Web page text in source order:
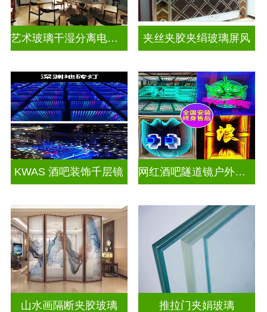
艺术玻璃干湿分离电视玻璃背景墙 夹丝夹胶夹绢玻璃屏风
KWAS 酒吧装饰千层镜 网红酒吧隧道镜户外门头招牌千层镜深渊镜
山水画隔断夹胶玻璃 推拉门夹娟玻璃